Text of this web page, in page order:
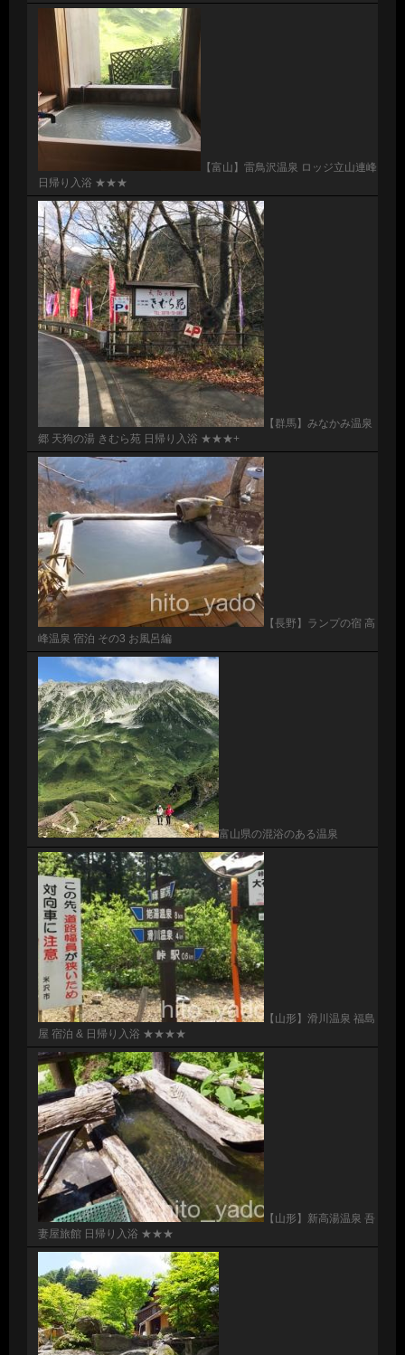
【富山】雷鳥沢温泉 ロッジ立山連峰
日帰り入浴 ★★★
【群馬】みなかみ温泉
郷 天狗の湯 きむら苑 日帰り入浴 ★★★+
【長野】ランプの宿 高
峰温泉 宿泊 その3 お風呂編
富山県の混浴のある温泉
【山形】滑川温泉 福島
屋 宿泊 & 日帰り入浴 ★★★★
【山形】新高湯温泉 吾
妻屋旅館 日帰り入浴 ★★★